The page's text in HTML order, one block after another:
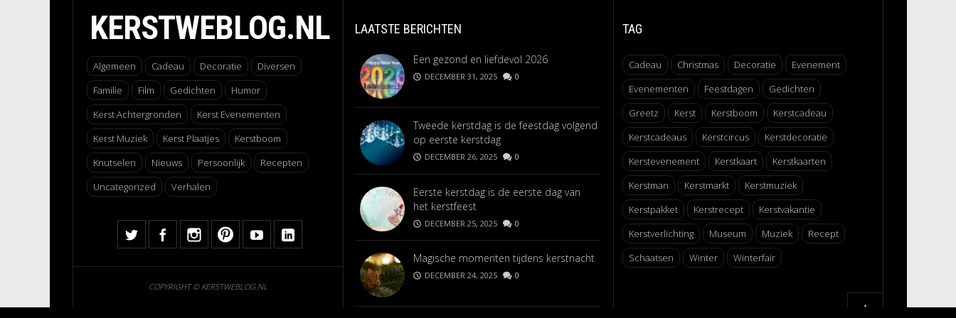
KERSTWEBLOG.NL
Algemeen Cadeau Decoratie
Diversen
Familie
Film Gedichten
Humor
Kerst Achtergronden
Kerst Evenementen
Kerst Muziek
Kerst Plaatjes
Kerstboom
Knutselen
Nieuws Persoonlijk
Recepten
Uncategorized
Verhalen
COPYRIGHT © KERSTWEBLOG.NL
LAATSTE BERICHTEN
Een gezond en liefdevol 2026
DECEMBER 31, 2025 0
Tweede kerstdag is de feestdag volgend
op eerste kerstdag
DECEMBER 26, 2025 0
Eerste kerstdag is de eerste dag van
het kerstfeest
DECEMBER 25, 2025 0
Magische momenten tijdens kerstnacht
DECEMBER 24, 2025 0
TAG
Cadeau Christmas Decoratie
Evenement
Evenementen
Feestdagen
Gedichten
Greetz
Kerst Kerstboom
Kerstcadeau
Kerstcadeaus
Kerstcircus
Kerstdecoratie
Kerstevenement
Kerstkaart
Kerstkaarten
Kerstman
Kerstmarkt
Kerstmuziek
Kerstpakket
Kerstrecept
Kerstvakantie
Kerstverlichting
Museum Muziek
Recept
Schaatsen
Winter Winterfair
↑